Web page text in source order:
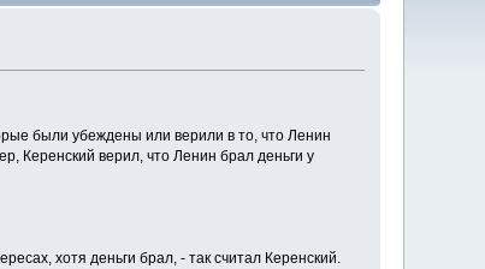
были убеждены или верили в то, что Ленин
Керенский верил, что Ленин брал деньги у
хотя деньги брал, - так считал Керенский.